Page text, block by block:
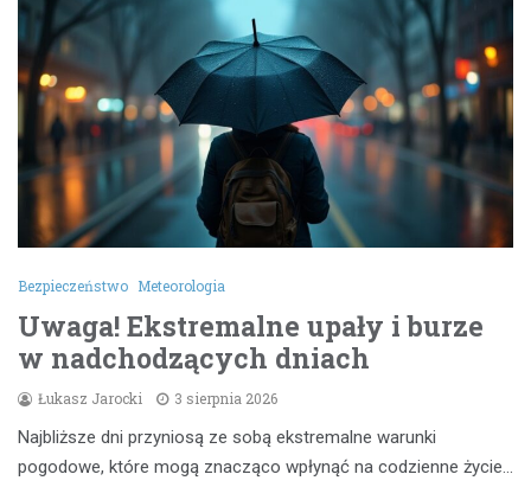
Bezpieczeństwo Meteorologia
Uwaga! Ekstremalne upały i burze
w nadchodzących dniach
Łukasz Jarocki 3 sierpnia 2026
Najbliższe dni przyniosą ze sobą ekstremalne warunki
pogodowe, które mogą znacząco wpłynąć na codzienne życie…